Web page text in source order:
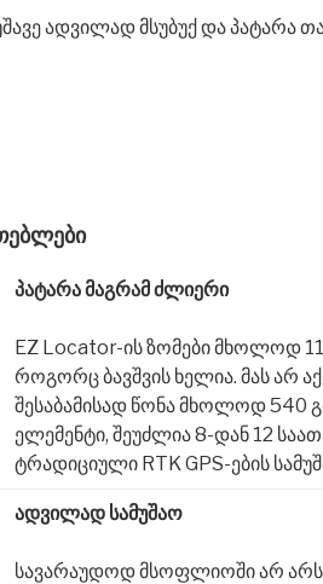
ადვილად მსუბუქ და პატარა
პატარა მაგრამ ძლიერი
EZ Locator-ის ზომები მხოლოდ
როგორც ბავშვის ხელია. მას არ
შესაბამისად წონა მხოლოდ 540
ელემენტი, შეუძლია 8-დან 12
ტრადიციული RTK GPS-ების
ადვილად სამუშაო
სავარაუდოდ მსოფლიოში არ